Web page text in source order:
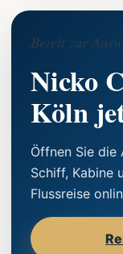
Bereit zur
Nicko
Köln
Öffnen Sie die
Schiff, Kabine
Flussreise